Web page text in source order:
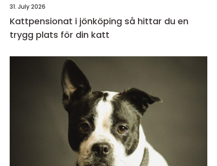
31. July 2026
Kattpensionat i jönköping så hittar du en
trygg plats för din katt